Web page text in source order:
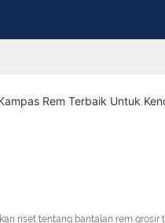
Rem Terbaik Untuk
riset tentang bantalan rem grosir